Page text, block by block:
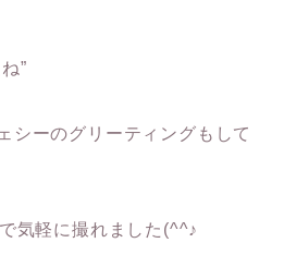
”
シーのグリーティングもして
気軽に撮れました(^^♪